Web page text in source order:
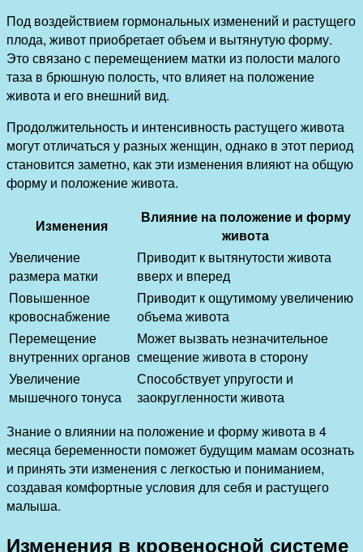
Под воздействием гормональных изменений и растущего
плода, живот приобретает объем и вытянутую форму.
Это связано с перемещением матки из полости малого
таза в брюшную полость, что влияет на положение
живота и его внешний вид.
Продолжительность и интенсивность растущего живота
могут отличаться у разных женщин, однако в этот период
становится заметно, как эти изменения влияют на общую
форму и положение живота.
Изменения
Влияние на положение и форму
живота
Увеличение
размера матки
Приводит к вытянутости живота
вверх и вперед
Повышенное
кровоснабжение
Приводит к ощутимому увеличению
объема живота
Перемещение
внутренних органов
Может вызвать незначительное
смещение живота в сторону
Увеличение
мышечного тонуса
Способствует упругости и
заокругленности живота
Знание о влиянии на положение и форму живота в 4
месяца беременности поможет будущим мамам осознать
и принять эти изменения с легкостью и пониманием,
создавая комфортные условия для себя и растущего
малыша.
Изменения в кровеносной системе